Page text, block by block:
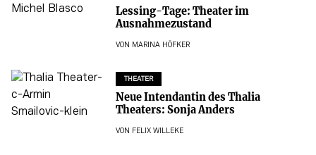
Lessing-Tage: Theater im
Ausnahmezustand
VON MARINA HÖFKER
THEATER
Neue Intendantin des Thalia
Theaters: Sonja Anders
VON FELIX WILLEKE